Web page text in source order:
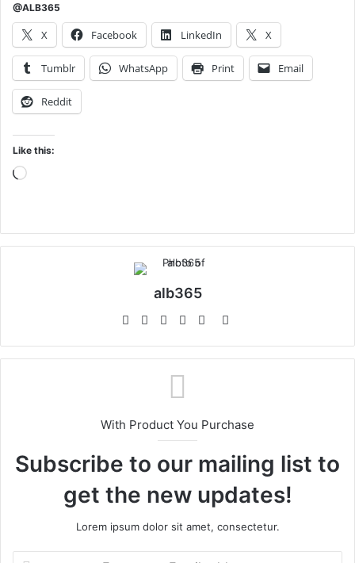
@ALB365
X Facebook LinkedIn X
Tumblr WhatsApp Print Email
Reddit
Like this:
Loading…
alb365
WebsiteFacebook
TwitterLinkedInYouTube
Instagram
With Product You Purchase
Subscribe to our mailing list to
get the new updates!
Lorem ipsum dolor sit amet, consectetur.
Enter